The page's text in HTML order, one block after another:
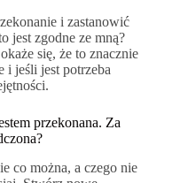
i zastanowić
jest zgodne ze mną?
się, że to znacznie
i jeśli jest potrzeba
przekonana. Za
co można, a czego nie